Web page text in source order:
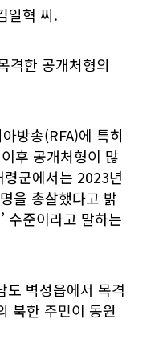
일혁 씨.
격한 공개처형의
방송(RFA)에 특히
후 공개처형이 많
군에서는 2023년
을 총살했다고 밝
수준이라고 말하는
벽성읍에서 목격
북한 주민이 동원